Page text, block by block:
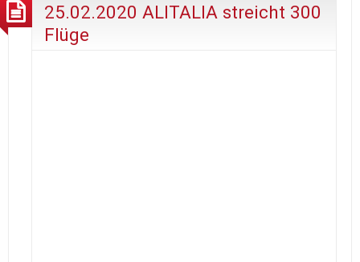
25.02.2020 ALITALIA streicht 300
Flüge